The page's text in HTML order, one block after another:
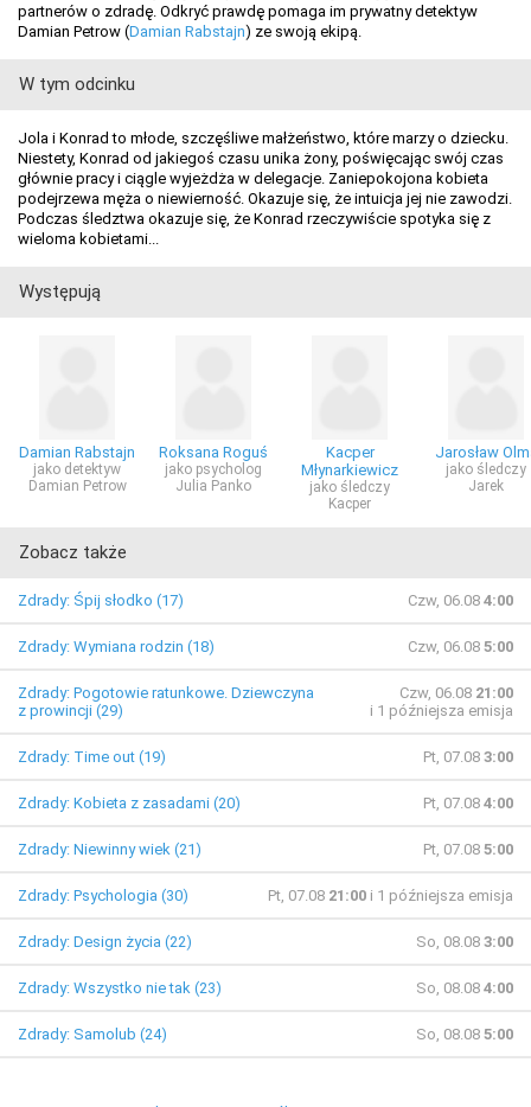
partnerów o zdradę. Odkryć prawdę pomaga im prywatny detektyw
Damian Petrow (Damian Rabstajn) ze swoją ekipą.
W tym odcinku
Jola i Konrad to młode, szczęśliwe małżeństwo, które marzy o dziecku.
Niestety, Konrad od jakiegoś czasu unika żony, poświęcając swój czas
głównie pracy i ciągle wyjeżdża w delegacje. Zaniepokojona kobieta
podejrzewa męża o niewierność. Okazuje się, że intuicja jej nie zawodzi.
Podczas śledztwa okazuje się, że Konrad rzeczywiście spotyka się z
wieloma kobietami...
Występują
Damian Rabstajn
jako detektyw
Damian Petrow
Roksana Roguś
jako psycholog
Julia Panko
Kacper
Młynarkiewicz
jako śledczy
Kacper
Jarosław
jako śledczy
Jarek
Zobacz także
Zdrady: Śpij słodko (17) Czw, 06.08 4:00
Zdrady: Wymiana rodzin (18) Czw, 06.08 5:00
Zdrady: Pogotowie ratunkowe. Dziewczyna
z prowincji (29)
Czw, 06.08 21:00
i 1 późniejsza emisja
Zdrady: Time out (19) Pt, 07.08 3:00
Zdrady: Kobieta z zasadami (20) Pt, 07.08 4:00
Zdrady: Niewinny wiek (21) Pt, 07.08 5:00
Zdrady: Psychologia (30) Pt, 07.08 21:00 i 1 późniejsza emisja
Zdrady: Design życia (22) So, 08.08 3:00
Zdrady: Wszystko nie tak (23) So, 08.08 4:00
Zdrady: Samolub (24) So, 08.08 5:00